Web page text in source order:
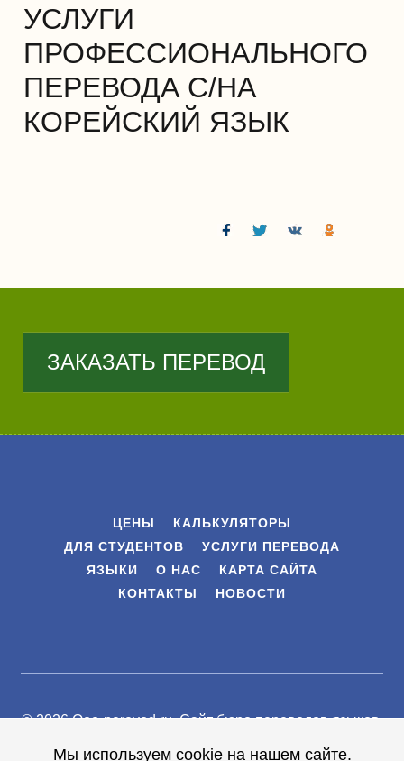
УСЛУГИ
ПРОФЕССИОНАЛЬНОГО
ПЕРЕВОДА С/НА
КОРЕЙСКИЙ ЯЗЫК
ЗАКАЗАТЬ ПЕРЕВОД
ЦЕНЫ
КАЛЬКУЛЯТОРЫ
ДЛЯ СТУДЕНТОВ
УСЛУГИ ПЕРЕВОДА
ЯЗЫКИ
О НАС
КАРТА САЙТА
КОНТАКТЫ
НОВОСТИ
© 2026 Ooo-perevod.ru.Сайт бюро переводов языков.
Мы используем cookie на нашем сайте.